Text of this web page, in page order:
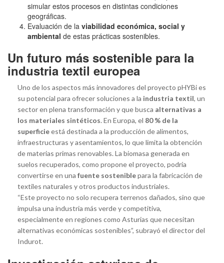
simular estos procesos en distintas condiciones
geográficas.
Evaluación de la viabilidad económica, social y
ambiental de estas prácticas sostenibles.
Un futuro más sostenible para la
industria textil europea
Uno de los aspectos más innovadores del proyecto pHYBi es
su potencial para ofrecer soluciones a la industria textil, un
sector en plena transformación y que busca alternativas a
los materiales sintéticos. En Europa, el 80 % de la
superficieestá destinada a la producción de alimentos,
infraestructuras y asentamientos, lo que limita la obtención
de materias primas renovables. La biomasa generada en
suelos recuperados, como propone el proyecto, podría
convertirse en una fuente sosteniblepara la fabricación de
textiles naturales y otros productos industriales.
“Este proyecto no solo recupera terrenos dañados, sino que
impulsa una industria más verde y competitiva,
especialmente en regiones como Asturias que necesitan
alternativas económicas sostenibles”, subrayó el director del
Indurot.